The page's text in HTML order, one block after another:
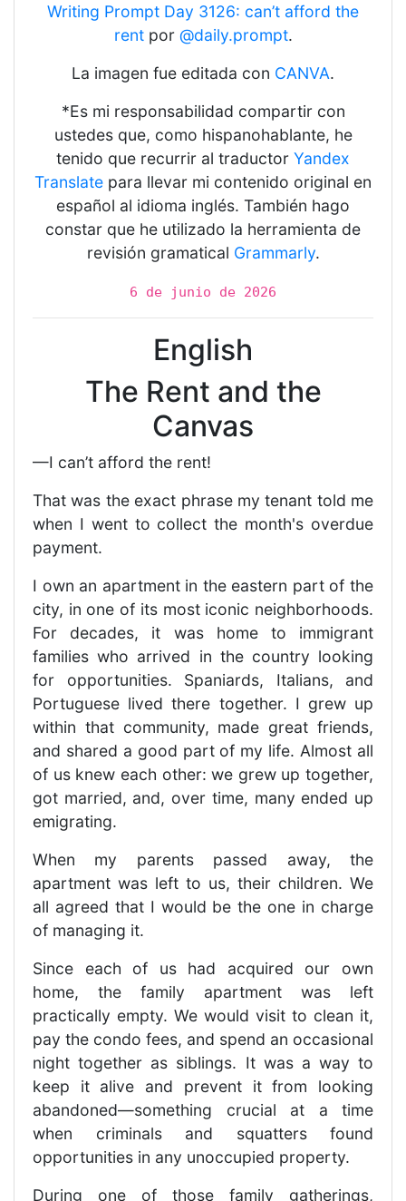
Writing Prompt Day 3126: can’t afford the
rentpor @daily.prompt.
La imagen fue editada con CANVA.
*Es mi responsabilidad compartir con
ustedes que, como hispanohablante, he
tenido que recurrir al traductor Yandex
Translate para llevar mi contenido original en
español al idioma inglés. También hago
constar que he utilizado la herramienta de
revisión gramatical Grammarly.
6 de junio de 2026
English
The Rent and the
Canvas
—I can’t afford the rent!
That was the exact phrase my tenant told me
when I went to collect the month's overdue
payment.
I own an apartment in the eastern part of the
city, in one of its most iconic neighborhoods.
For decades, it was home to immigrant
families who arrived in the country looking
for opportunities. Spaniards, Italians, and
Portuguese lived there together. I grew up
within that community, made great friends,
and shared a good part of my life. Almost all
of us knew each other: we grew up together,
got married, and, over time, many ended up
emigrating.
When my parents passed away, the
apartment was left to us, their children. We
all agreed that I would be the one in charge
of managing it.
Since each of us had acquired our own
home, the family apartment was left
practically empty. We would visit to clean it,
pay the condo fees, and spend an occasional
night together as siblings. It was a way to
keep it alive and prevent it from looking
abandoned—something crucial at a time
when criminals and squatters found
opportunities in any unoccupied property.
During one of those family gatherings,